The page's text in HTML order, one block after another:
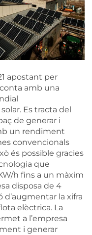
apostant per
conta amb una
Es tracta del
de generar i
un rendiment
convencionals
és possible gracies
que
h fins a un màxim
disposa de 4
la xifra
elèctrica. La
a l’empresa
i generar